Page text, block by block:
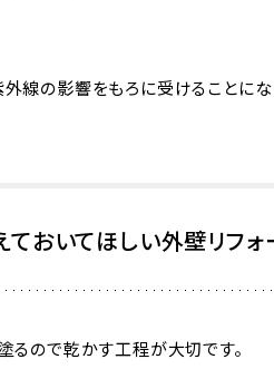
線の影響をもろに受けることにな
ておいてほしい外壁リフォ
るので乾かす工程が大切です。